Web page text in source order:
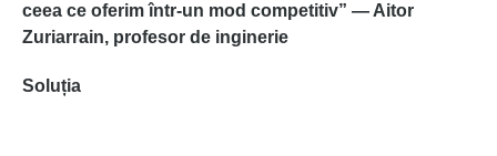
ceea ce oferim într-un mod competitiv” — Aitor
Zuriarrain, profesor de inginerie
Soluția